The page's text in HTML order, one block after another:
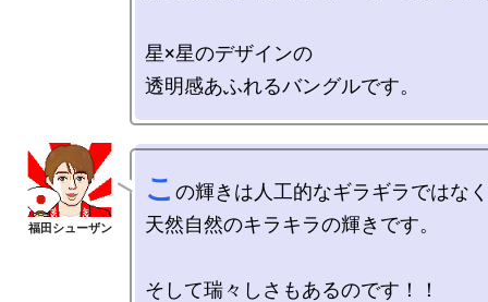
星×星のデザインの
こ の輝きは人工的なギラギラではな
天然自然のキラキラの輝きです。
そして瑞々しさもあるのです！！